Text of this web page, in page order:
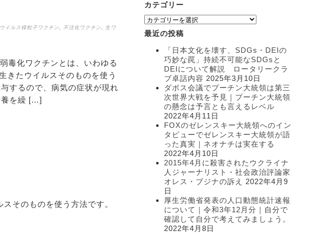
ウイルス様粒子ワクチン, 不活化ワクチン,
生ワ
毒化ワクチンとは、いわゆる
きたウイルスそのものを使う
するので、病気の症状が現れ
養を繰 […]
そのものを使う方法です。
カテゴリー
カ
テ
ゴ
最近の投稿
「日本文化を壊す、SDGs・DEIの
巧妙な罠」持続不可能なSDGsと
DEIについて解説 ロータリークラ
ブ卓話内容 2025年3月10日
ダボス会議でプーチン大統領は第三
次世界大戦を予見｜プーチン大統領
の懸念は予言とも言えるレベル
2022年4月11日
FOXのゼレンスキー大統領へのイン
タビューでゼレンスキー大統領が語
った真実｜ネオナチは実在する
2022年4月10日
2015年4月に殺害されたウクライナ
人ジャーナリスト・社会政治評論家
オレス・ブジナの訴え
2022年4月9
日
厚生労働省発表の人口動態統計速報
について｜令和3年12月分｜自分で
確認して自分で考えてみましょう。
2022年4月8日